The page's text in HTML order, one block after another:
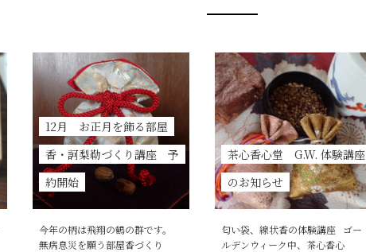
和精油でつなぐ心満ちる
香り教室
心によりそう香り教室
お申込み方法
12月 お正月を飾る部屋
香・訶梨勒づくり講座 予
約開始
今年の柄は飛翔の鶴の群です。
無病息災を願う部屋香づくり
茶心香心堂 G.W. 体験講座
のお知らせ
匂い袋、線状香の体験講座 ゴー
ルデンウィーク中、茶心香心